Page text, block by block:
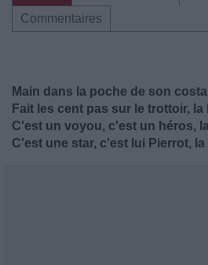
Commentaires
Main dans la poche de son
Fait les cent pas sur le trottoir, la
C'est un voyou, c'est un héros,
C'est une star, c'est lui Pierrot, la